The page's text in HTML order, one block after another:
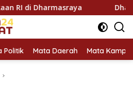
Dharmasraya Utus
Politik Mata Daerah Mata